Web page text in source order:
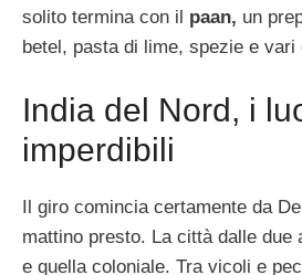
solito termina con il paan, un
betel, pasta di lime, spezie e vari
India del Nord, i
imperdibili
Il giro comincia certamente da
mattino presto. La città dalle due
e quella coloniale. Tra vicoli e